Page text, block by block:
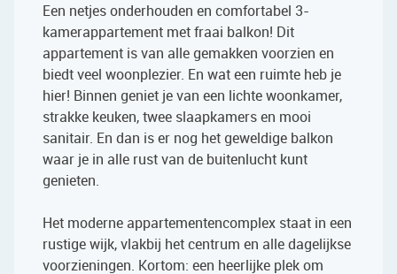
Een netjes onderhouden en comfortabel 3-
kamerappartement met fraai balkon! Dit
appartement is van alle gemakken voorzien en
biedt veel woonplezier. En wat een ruimte heb je
hier! Binnen geniet je van een lichte woonkamer,
strakke keuken, twee slaapkamers en mooi
sanitair. En dan is er nog het geweldige balkon
waar je in alle rust van de buitenlucht kunt
genieten.
Het moderne appartementencomplex staat in een
rustige wijk, vlakbij het centrum en alle dagelijkse
voorzieningen. Kortom: een heerlijke plek om